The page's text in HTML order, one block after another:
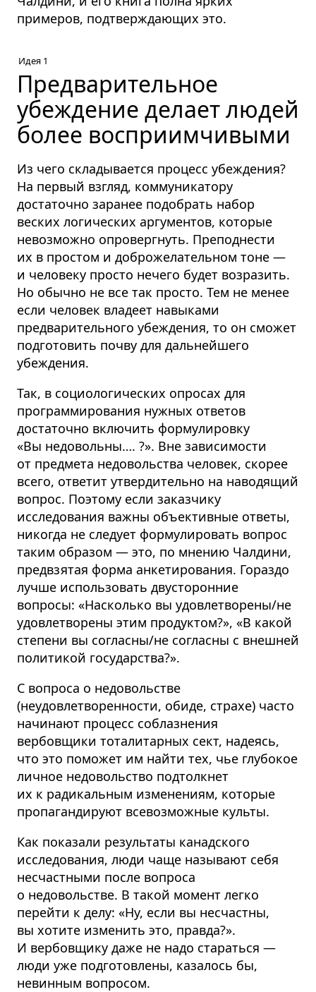
примеров, подтверждающих это.
Идея 1
Предварительное
убеждение делает людей
более восприимчивыми
Из чего складывается процесс убеждения?
На первый взгляд, коммуникатору
достаточно заранее подобрать набор
веских логических аргументов, которые
невозможно опровергнуть. Преподнести
их в простом и доброжелательном тоне —
и человеку просто нечего будет возразить.
Но обычно не все так просто. Тем не менее
если человек владеет навыками
предварительного убеждения, то он сможет
подготовить почву для дальнейшего
убеждения.
Так, в социологических опросах для
программирования нужных ответов
достаточно включить формулировку
«Вы недовольны…. ?». Вне зависимости
от предмета недовольства человек, скорее
всего, ответит утвердительно на наводящий
вопрос. Поэтому если заказчику
исследования важны объективные ответы,
никогда не следует формулировать вопрос
таким образом — это, по мнению Чалдини,
предвзятая форма анкетирования. Гораздо
лучше использовать двусторонние
вопросы: «Насколько вы удовлетворены/не
удовлетворены этим продуктом?», «В какой
степени вы согласны/не согласны с внешней
политикой государства?».
С вопроса о недовольстве
(неудовлетворенности, обиде, страхе) часто
начинают процесс соблазнения
вербовщики тоталитарных сект, надеясь,
что это поможет им найти тех, чье глубокое
личное недовольство подтолкнет
их к радикальным изменениям, которые
пропагандируют всевозможные культы.
Как показали результаты канадского
исследования, люди чаще называют себя
несчастными после вопроса
о недовольстве. В такой момент легко
перейти к делу: «Ну, если вы несчастны,
вы хотите изменить это, правда?».
И вербовщику даже не надо стараться —
люди уже подготовлены, казалось бы,
невинным вопросом.